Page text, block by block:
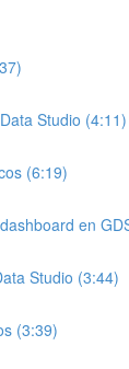
Studio (4:11)
(6:19)
en
Studio (3:44)
(3:39)